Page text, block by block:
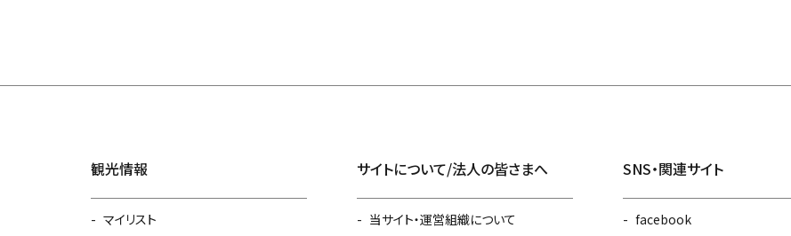
観光情報
マイリスト
サイトについて/法人の皆さまへ
当サイト・運営組織について
SNS・関連サイト
facebook